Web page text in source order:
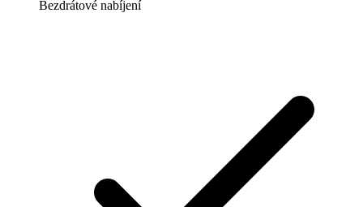
Bezdrátové nabíjení